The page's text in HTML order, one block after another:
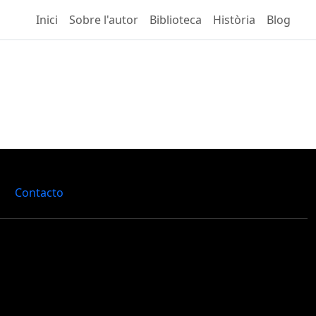
Inici Sobre l'autor Biblioteca Història Blog
Contacto